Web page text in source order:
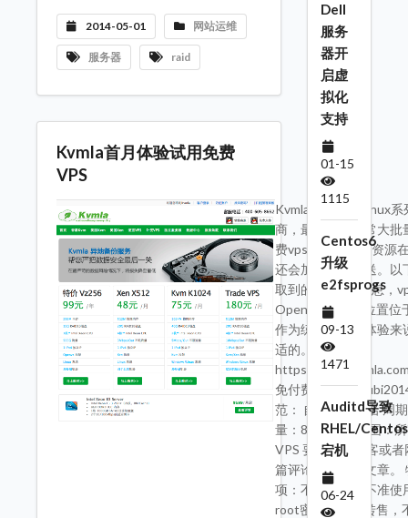
2014-05-01 网站运维
服务器 raid
Kvmla首月体验试用免费
VPS
Kvmla一家主营Linux
商，最近半年经常大批
费vps，据说还有资源
还会加大力度推送。以
取到的免费vps信息，
OpenVZ，机房位置位
作为练手和测试体验来
适的。地址：
https://
免付费代码：
范： 自己网站域名 周
量：80个 使用范围：
VPS 要求：在博客或
篇评论或者体验文章。
项：不准挂机，不准使
root密码，不准转售，
Dell
服务
器开
启虚
拟化
支持
01-15
1115
Centos6
升级
e2fsprogs
09-13
1471
Auditd导致
RHEL/Centos
宕机
06-24